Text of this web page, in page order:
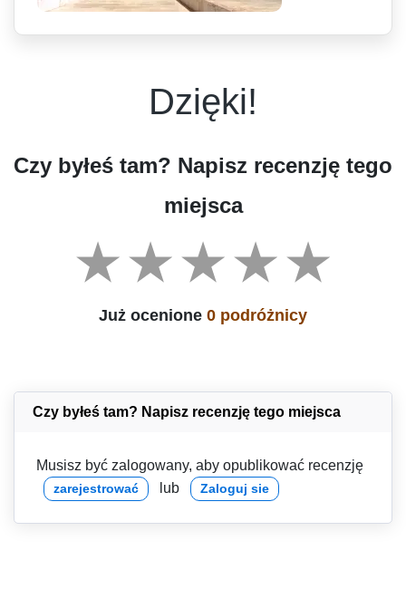
Dzięki!
Czy byłeś tam? Napisz recenzję tego
miejsca
Już ocenione 0 podróżnicy
Czy byłeś tam? Napisz recenzję tego miejsca
Musisz być zalogowany, aby opublikować recenzję
zarejestrować lub Zaloguj sie